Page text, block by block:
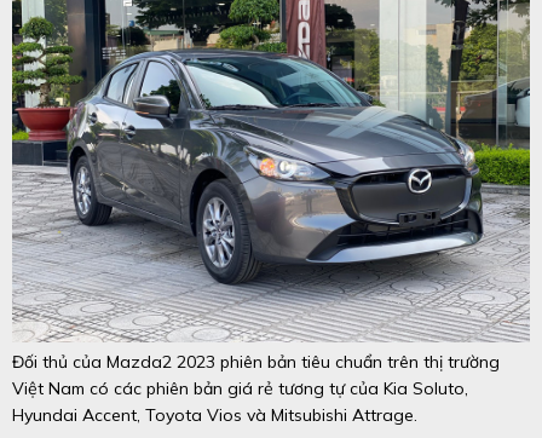
Đối thủ của Mazda2 2023 phiên bản tiêu chuẩn trên thị trường
Việt Nam có các phiên bản giá rẻ tương tự của Kia Soluto,
Hyundai Accent, Toyota Vios và Mitsubishi Attrage.